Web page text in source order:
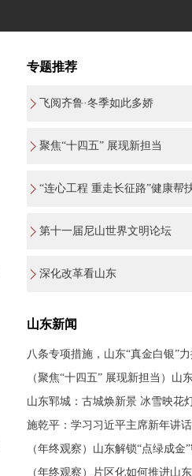
专题推荐
飞阅齐鲁·冬季如此多娇
聚焦“十四五” 展现新担当
“连心工程 重走长征路”健康帮
第十一届尼山世界文明论坛
深化改革看山东
山东新闻
八条专项措施，山东“真金白银”
山东郓城：古城焕新景 冰雪映花
施乾平：学习习近平主席新年讲
（年终观察）山东解锁“点绿成金
（年终观察）片区化如何推进山